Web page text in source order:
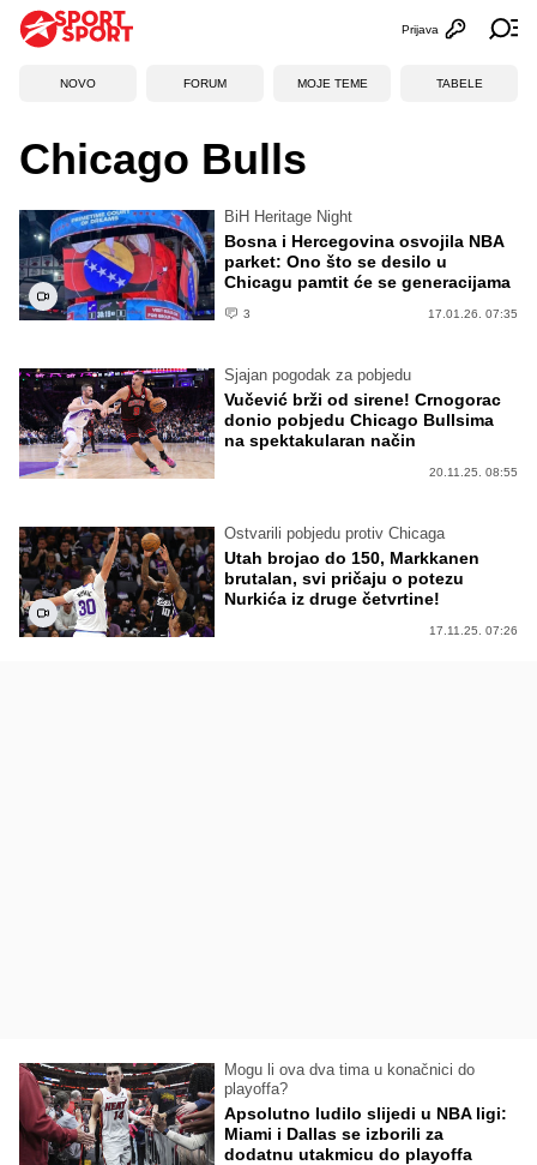
Otvori
Prijava
NOVO FORUM MOJE TEME TABELE
Chicago Bulls
BiH Heritage Night
Bosna i Hercegovina osvojila NBA
parket: Ono što se desilo u
Chicagu pamtit će se generacijama
3 17.01.26. 07:35
Sjajan pogodak za pobjedu
Vučević brži od sirene! Crnogorac
donio pobjedu Chicago Bullsima
na spektakularan način
20.11.25. 08:55
Ostvarili pobjedu protiv Chicaga
Utah brojao do 150, Markkanen
brutalan, svi pričaju o potezu
Nurkića iz druge četvrtine!
17.11.25. 07:26
Mogu li ova dva tima u konačnici do
playoffa?
Apsolutno ludilo slijedi u NBA ligi:
Miami i Dallas se izborili za
dodatnu utakmicu do playoffa